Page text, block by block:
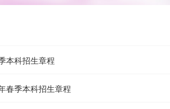
本科招生章程
春季本科招生章程